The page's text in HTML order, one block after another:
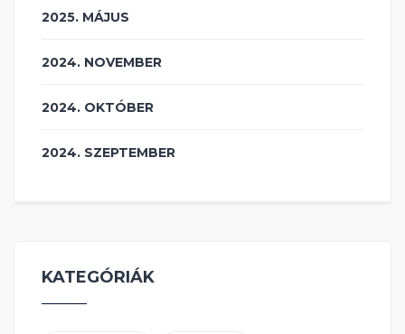
2025. MÁJUS
2024. NOVEMBER
2024. OKTÓBER
2024. SZEPTEMBER
KATEGÓRIÁK